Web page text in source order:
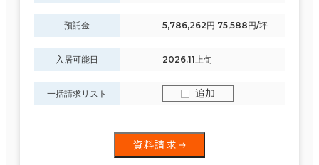
預託金 5,786,262円 75,588円/坪
入居可能日 2026.11上旬
一括請求リスト 追加
資料請求